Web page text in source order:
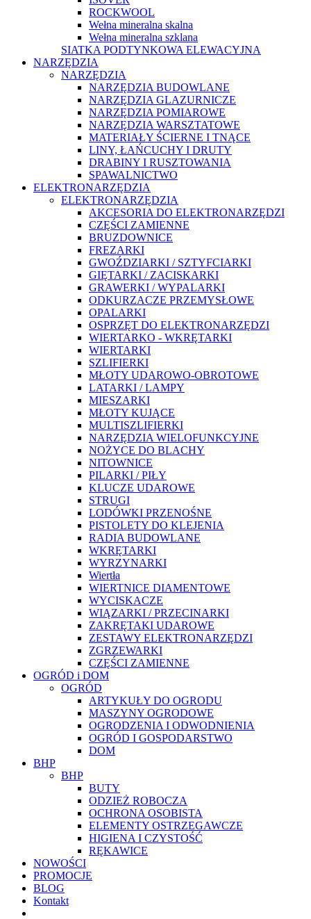
ROCKWOOL
Wełna mineralna skalna
Wełna mineralna szklana
SIATKA PODTYNKOWA ELEWACYJNA
NARZĘDZIA
NARZĘDZIA
NARZĘDZIA BUDOWLANE
NARZĘDZIA GLAZURNICZE
NARZĘDZIA POMIAROWE
NARZĘDZIA WARSZTATOWE
MATERIAŁY ŚCIERNE I TNĄCE
LINY, ŁAŃCUCHY I DRUTY
DRABINY I RUSZTOWANIA
SPAWALNICTWO
ELEKTRONARZĘDZIA
ELEKTRONARZĘDZIA
AKCESORIA DO ELEKTRONARZĘDZI
CZĘŚCI ZAMIENNE
BRUZDOWNICE
FREZARKI
GWOŹDZIARKI / SZTYFCIARKI
GIĘTARKI / ZACISKARKI
GRAWERKI / WYPALARKI
ODKURZACZE PRZEMYSŁOWE
OPALARKI
OSPRZĘT DO ELEKTRONARZĘDZI
WIERTARKO - WKRĘTARKI
WIERTARKI
SZLIFIERKI
MŁOTY UDAROWO-OBROTOWE
LATARKI / LAMPY
MIESZARKI
MŁOTY KUJĄCE
MULTISZLIFIERKI
NARZĘDZIA WIELOFUNKCYJNE
NOŻYCE DO BLACHY
NITOWNICE
PILARKI / PIŁY
KLUCZE UDAROWE
STRUGI
LODÓWKI PRZENOŚNE
PISTOLETY DO KLEJENIA
RADIA BUDOWLANE
WKRĘTARKI
WYRZYNARKI
Wiertła
WIERTNICE DIAMENTOWE
WYCISKACZE
WIĄZARKI / PRZECINARKI
ZAKRĘTAKI UDAROWE
ZESTAWY ELEKTRONARZĘDZI
ZGRZEWARKI
CZĘŚCI ZAMIENNE
OGRÓD i DOM
OGRÓD
ARTYKUŁY DO OGRODU
MASZYNY OGRODOWE
OGRODZENIA I ODWODNIENIA
OGRÓD I GOSPODARSTWO
DOM
BHP
BHP
BUTY
ODZIEŻ ROBOCZA
OCHRONA OSOBISTA
ELEMENTY OSTRZEGAWCZE
HIGIENA I CZYSTOŚĆ
RĘKAWICE
NOWOŚCI
PROMOCJE
BLOG
Kontakt